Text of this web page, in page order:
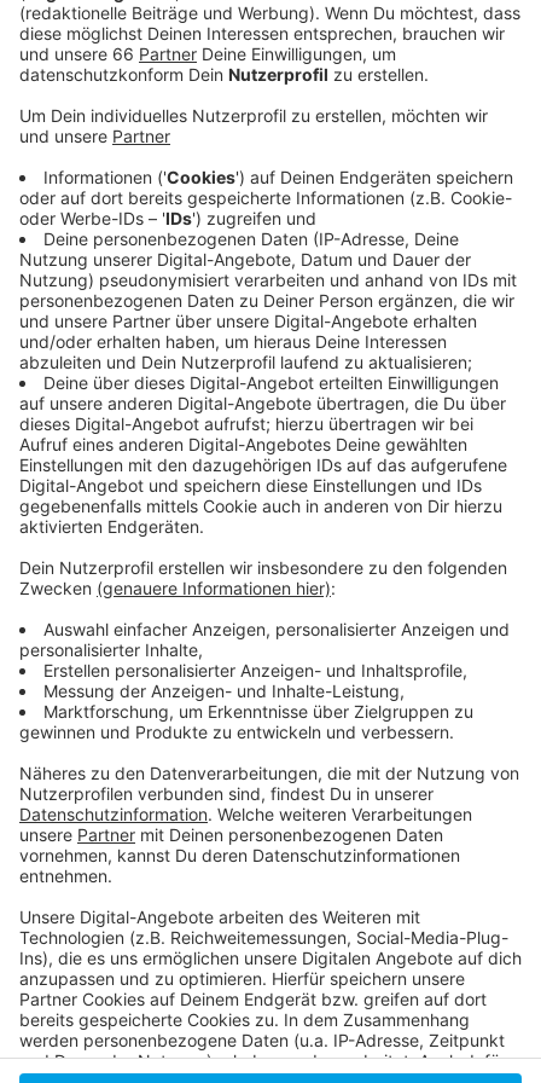
Anzeige
In ganz NRW feiern morgen 11.200 Menschen ihren
ermittelt. Alle vier Jahre hat das Jahr einen Tag mehr.
Das hat einen astronomischen Hintergrund: Die Erde
braucht einen viertel Tag länger, um die Sonne zu
umrunden. Hätten wir keine Schaltjahre, würden sich
die Jahreszeiten irgendwann verschieben. Und dann
würde unser Kalender nicht mehr funktionieren. Dass
der zusätzliche Tag im Februar liegt, hängt mit dem
alten römischen Kalender zusammen: Der Februar galt
dort als letzter Monat im Jahr.
Anzeige
Weitere Infos und Links zum Thema:
Anzeige
11.200 Menschen feiern am Schalttag Geburtstag
Darum hat der Februar in Schaltjahren 29 Tage
Das ist ein Schaltjahr
Anzeige
Anzeige